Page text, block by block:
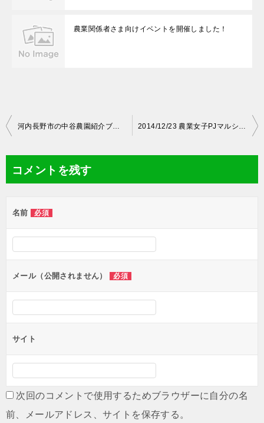
農業関係者さま向けイベントを開催しました！
投
ビ
ー
シ
ン
河内長野市の中谷農園紹介ブログ！ 2014/12/23 農業女子PJマルシェが開催されました！inうめきた広場（SHUN※SHOKU LOUNGE前）
コメントを残す
名前 必須
メール（公開されません） 必須
サイト
次回のコメントで使用するためブラウザーに自分の名
前、メールアドレス、サイトを保存する。